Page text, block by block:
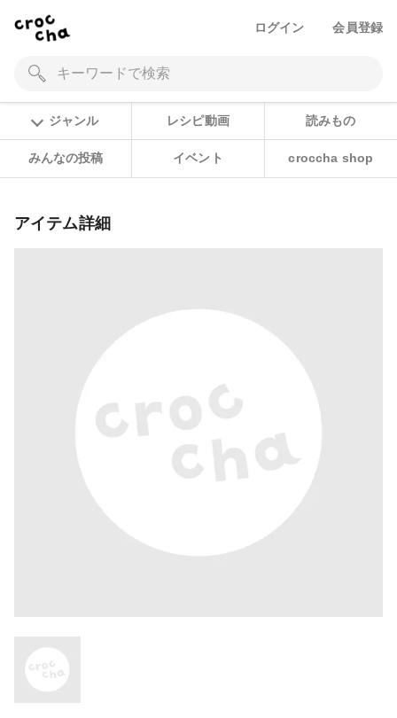
ログイン 会員登録
ジャンル レシピ動画 読みもの
みんなの投稿 イベント croccha shop
アイテム詳細